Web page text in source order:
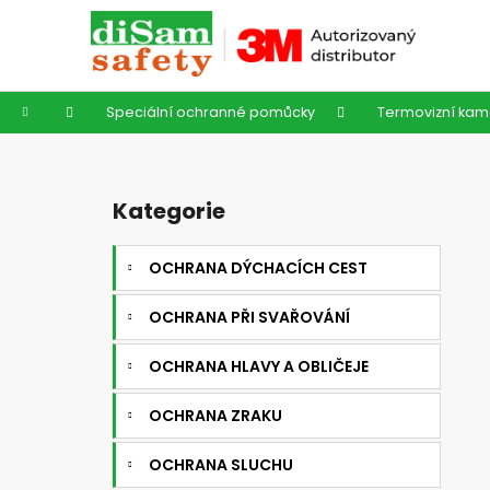
Domů Speciální ochranné pomůcky Termovizní
Přeskočit
kategorie
Kategorie
OCHRANA DÝCHACÍCH CEST
OCHRANA PŘI SVAŘOVÁNÍ
OCHRANA HLAVY A OBLIČEJE
OCHRANA ZRAKU
OCHRANA SLUCHU
í
k
Zpět
do
obchodu
Zpět
do
obchodu